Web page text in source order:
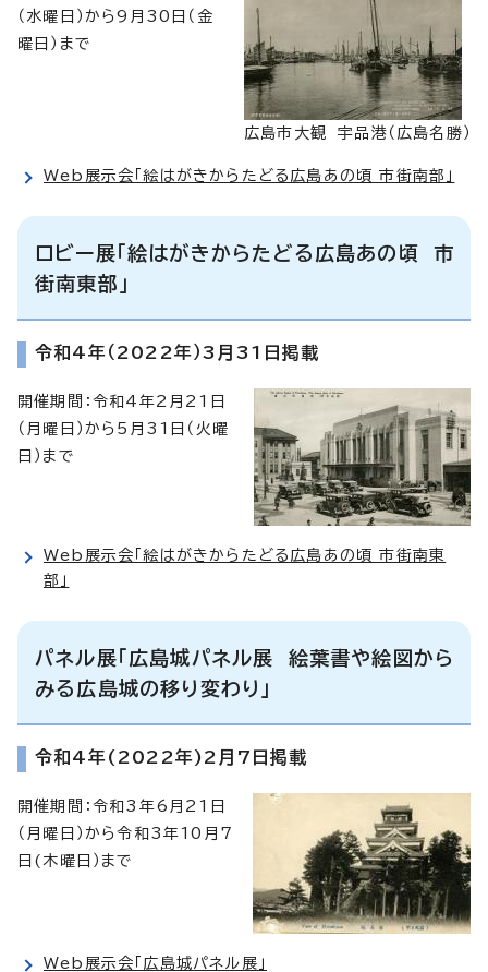
広島市大観 宇品港（広島名勝）
（水曜日）から9月30日（金
曜日）まで
Web展示会「絵はがきからたどる広島あの頃 市街南部」
ロビー展「絵はがきからたどる広島あの頃 市
街南東部」
令和4年（2022年）3月31日掲載
開催期間：令和4年2月21日
（月曜日）から5月31日（火曜
日）まで
Web展示会「絵はがきからたどる広島あの頃 市街南東
部」
パネル展「広島城パネル展 絵葉書や絵図から
みる広島城の移り変わり」
令和4年(2022年)2月7日掲載
開催期間：令和3年6月21日
（月曜日）から令和3年10月7
日(木曜日）まで
Web展示会「広島城パネル展」